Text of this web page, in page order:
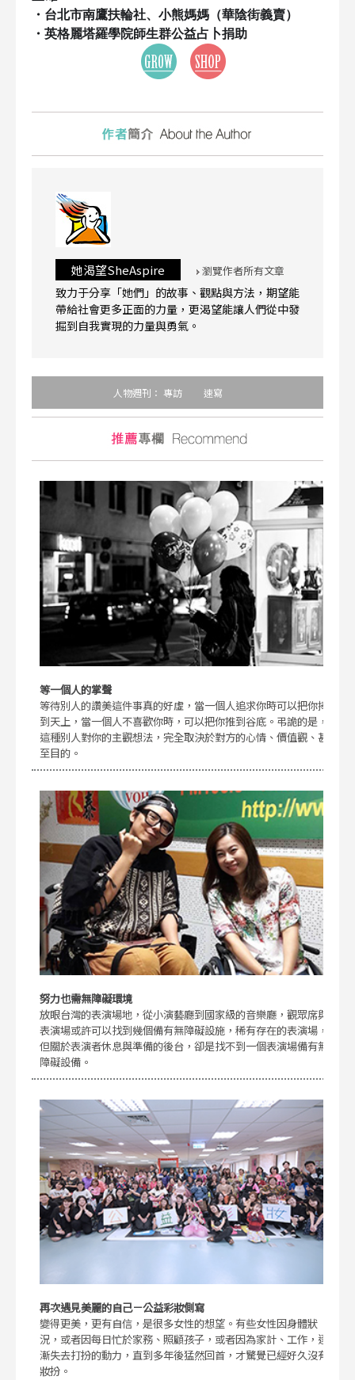
・台北市南鷹扶輪社、小熊媽媽（華陰街義賣）
・英格麗塔羅學院師生群公益占卜捐助
她渴望SheAspire 瀏覽作者所有文章
致力于分享「她們」的故事、觀點與方法，期望能
帶給社會更多正面的力量，更渴望能讓人們從中發
掘到自我實現的力量與勇氣。
人物週刊： 專訪 速寫
等一個人的掌聲
等待別人的讚美這件事真的好虛，當一個人追求你時可以把你捧
到天上，當一個人不喜歡你時，可以把你推到谷底。弔詭的是，
這種別人對你的主觀想法，完全取決於對方的心情、價值觀、甚
至目的。
努力也需無障礙環境
放眼台灣的表演場地，從小演藝廳到國家級的音樂廳，觀眾席與
表演場或許可以找到幾個備有無障礙設施，稀有存在的表演場，
但關於表演者休息與準備的後台，卻是找不到一個表演場備有無
障礙設備。
再次遇見美麗的自己－公益彩妝側寫
變得更美，更有自信，是很多女性的想望。有些女性因身體狀
況，或者因每日忙於家務、照顧孩子，或者因為家計、工作，逐
漸失去打扮的動力，直到多年後猛然回首，才驚覺已經好久沒有
妝扮。